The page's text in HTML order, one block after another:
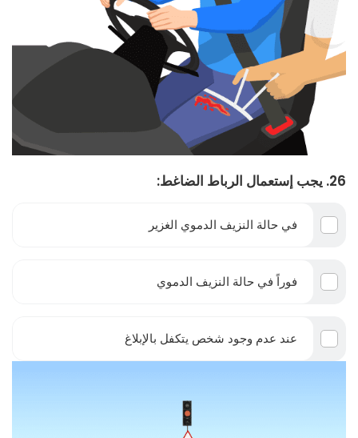
26. يجب إستعمال الرباط الضاغط:
في حالة النزيف الدموي الغزير
فوراً في حالة النزيف الدموي
عند عدم وجود شخص يتكفل بالإبلاغ